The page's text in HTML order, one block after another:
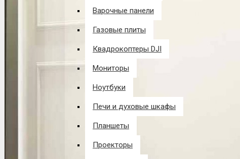
Варочные панели
Газовые плиты
Квадрокоптеры DJI
Мониторы
Ноутбуки
Печи и духовые шкафы
Планшеты
Проекторы